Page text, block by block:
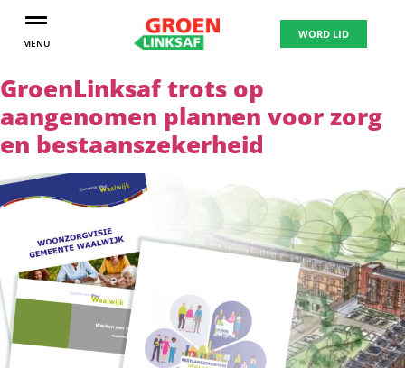
MENU
WORD LID
GroenLinksaf trots op
aangenomen plannen voor zorg
en bestaanszekerheid